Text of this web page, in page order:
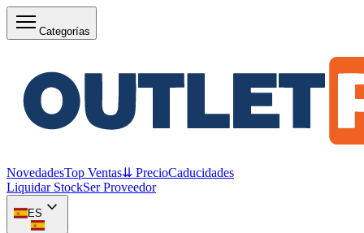
Categorías
NovedadesTop Ventas⇊ PrecioCaducidades
Liquidar StockSer Proveedor
ES